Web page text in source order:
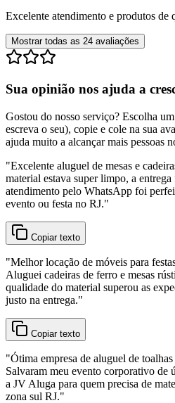
Excelente atendimento e produtos de
Mostrar todas as 24 avaliações
Sua opinião nos ajuda a
Gostou do nosso serviço? Escolha
escreva o seu), copie e cole na sua
ajuda muito a alcançar mais pessoas
"Excelente aluguel de mesas e
material estava super limpo, a
atendimento pelo WhatsApp foi
evento ou festa no RJ."
Copiar texto
"Melhor locação de móveis para
Aluguei cadeiras de ferro e mesas
qualidade do material superou as
justo na entrega."
Copiar texto
"Ótima empresa de aluguel de
Salvaram meu evento corporativo de
a JV Aluga para quem precisa de
zona sul RJ."